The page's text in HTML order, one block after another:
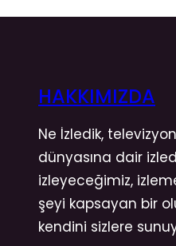
HAKKIMIZDA
Ne İzledik,
dünyasına dair
izleyeceğimiz,
şeyi kapsayan bir
kendini sizlere